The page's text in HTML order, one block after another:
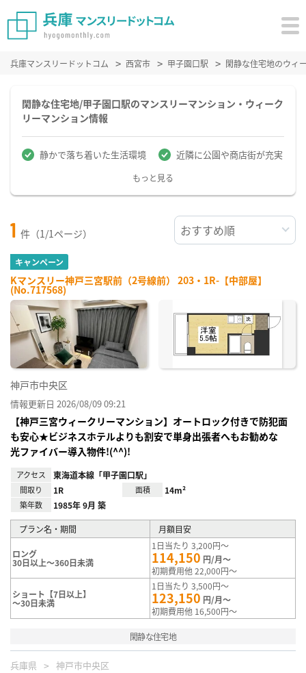
兵庫マンスリードットコム 西宮市 甲子園口駅 閑静な住宅地のウィ
閑静な住宅地/甲子園口駅のマンスリーマンション・ウィーク
リーマンション情報
静かで落ち着いた生活環境 近隣に公園や商店街が充実
もっと見る
1 件（1/1ページ）
キャンペーン
Kマンスリー神戸三宮駅前（2号線前） 203・1R-【中部屋】
(No.717568)
神戸市中央区
情報更新日 2026/08/09 09:21
【神戸三宮ウィークリーマンション】オートロック付きで防犯面
も安心★ビジネスホテルよりも割安で単身出張者へもお勧めな
光ファイバー導入物件!(^^)!
アクセス 東海道本線「甲子園口駅」
間取り 1R 面積 14m²
築年数 1985年 9月 築
プラン名・期間 月額目安
ロング
30日以上～360日未満
1日当たり 3,200円～
114,150 円/月～
初期費用他 22,000円～
ショート【7日以上】
～30日未満
1日当たり 3,500円～
123,150 円/月～
初期費用他 16,500円～
閑静な住宅地
兵庫県 神戸市中央区